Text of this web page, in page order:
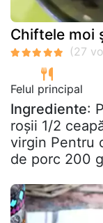
Chiftele moi
Felul principal
Ingrediente:
roșii 1/2
virgin Pentru
de porc 200